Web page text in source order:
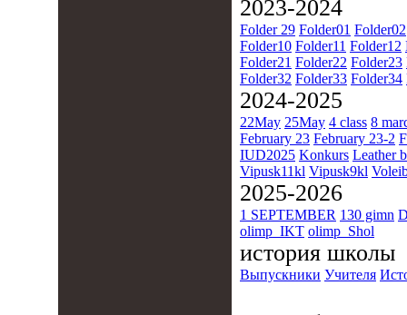
2023-2024
Folder 29 Folder01 Folder02
Folder10 Folder11 Folder12
Folder21 Folder22 Folder23
Folder32 Folder33 Folder34
2024-2025
22May 25May 4 class 8
February 23 February 23-2
IUD2025 Konkurs Leather
Vipusk11kl Vipusk9kl
2025-2026
1 SEPTEMBER 130 gimn
olimp_IKT olimp_Shol
история школы
Выпускники Учителя